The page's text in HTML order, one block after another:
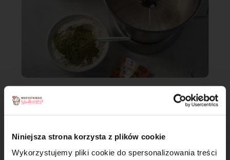
Niniejsza strona korzysta z plików cookie
Wykorzystujemy pliki cookie do spersonalizowania treści